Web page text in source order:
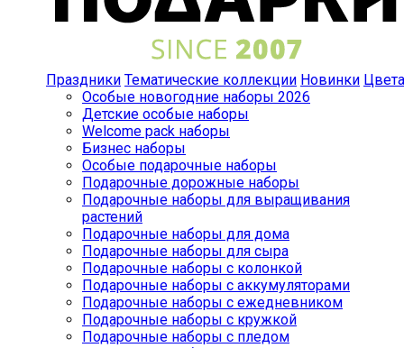
Праздники Тематические коллекции Новинки Цвета
Особые новогодние наборы 2026
Детские особые наборы
Welcome pack наборы
Бизнес наборы
Особые подарочные наборы
Подарочные дорожные наборы
Подарочные наборы для выращивания
растений
Подарочные наборы для дома
Подарочные наборы для сыра
Подарочные наборы с колонкой
Подарочные наборы с аккумуляторами
Подарочные наборы с ежедневником
Подарочные наборы с кружкой
Подарочные наборы с пледом